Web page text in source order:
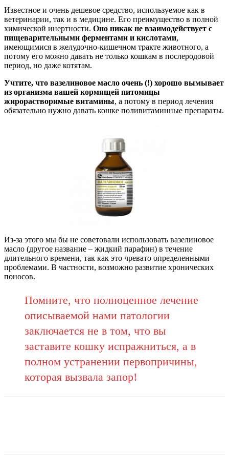
Известное и очень дешевое средство, используемое как в
ветеринарии, так и в медицине. Его преимущество в полной
химической инертности. Оно никак не взаимодействует с
пищеварительными ферментами и кислотами,
имеющимися в желудочно-кишечном тракте животного, а
потому его можно давать не только кошкам в послеродовой
период, но даже котятам.
Учтите, что вазелиновое масло очень (!) хорошо вымывает
из организма вашей кормящей питомицы
жирорастворимые витамины, а потому в период лечения
обязательно нужно давать кошке поливитаминные препараты.
Из-за этого мы бы не советовали использовать вазелиновое
масло (другое название – жидкий парафин) в течение
длительного времени, так как это чревато определенными
проблемами. В частности, возможно развитие хронических
поносов.
Помните, что полноценное лечение
описываемой нами патологии
заключается не в том, что вы
заставите кошку испражниться, а в
полном устранении первопричины,
которая вызвала запор!